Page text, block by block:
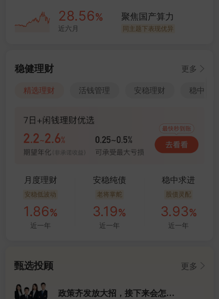
28.56%
近六月
聚焦国产算力
同主题下表现优异
稳健理财 更多
精选理财 活钱管理 安稳理财 稳中求
月度理财
安稳低波动
1.86%
近一年
安稳纯债
老将掌舵
3.19%
近一年
稳中求进
股债灵配
3.93%
近一年
甄选投顾 更多
政策齐发放大招，接下来会怎么走？